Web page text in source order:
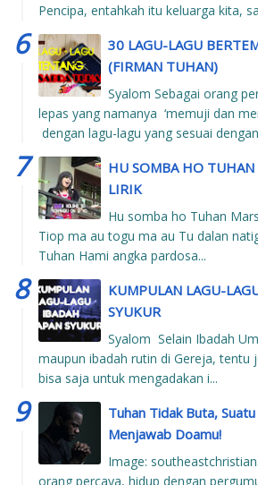
Pencipa, entahkah itu keluarga kita,
30 LAGU-LAGU
(FIRMAN TUHAN)
Syalom Sebagai orang
lepas yang namanya ‘memuji dan
dengan lagu-lagu yang sesuai dengan
HU SOMBA HO TUHAN
LIRIK
Hu somba ho Tuhan
Tiop ma au togu ma au Tu dalan
Tuhan Hami angka pardosa...
KUMPULAN LAGU-
SYUKUR
Syalom Selain Ibadah
maupun ibadah rutin di Gereja, tentu
bisa saja untuk mengadakan i...
Tuhan Tidak Buta,
Menjawab Doamu!
Image:
orang percaya, hidup dengan